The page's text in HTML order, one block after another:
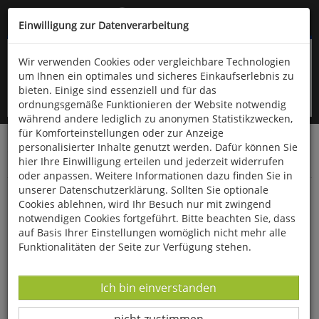
Kompletten Head der Seite überspringen
oder (06766) 9323-960
Startseite Bücher Downloads
Zeitschriften
Der Falke
Beobachtungstipp: Das nördliche
Steigerwaldvorland in Bayern
Einwilligung zur Datenverarbeitung
Wir verwenden Cookies oder vergleichbare Technologien
um Ihnen ein optimales und sicheres Einkaufserlebnis zu
bieten. Einige sind essenziell und für das
ordnungsgemäße Funktionieren der Website notwendig
während andere lediglich zu anonymen Statistikzwecken,
für Komforteinstellungen oder zur Anzeige
personalisierter Inhalte genutzt werden. Dafür können Sie
hier Ihre Einwilligung erteilen und jederzeit widerrufen
oder anpassen. Weitere Informationen dazu finden Sie in
unserer Datenschutzerklärung. Sollten Sie optionale
Cookies ablehnen, wird Ihr Besuch nur mit zwingend
notwendigen Cookies fortgeführt. Bitte beachten Sie, dass
auf Basis Ihrer Einstellungen womöglich nicht mehr alle
Funktionalitäten der Seite zur Verfügung stehen.
Datenverarbeitung -
Ich bin einverstanden